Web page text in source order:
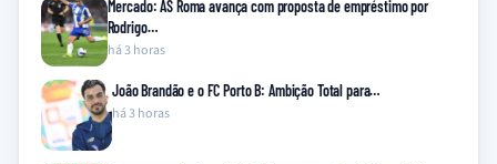
Mercado: AS Roma avança com proposta de empréstimo por
Rodrigo…
há 3 horas
João Brandão e o FC Porto B: Ambição Total para…
há 3 horas